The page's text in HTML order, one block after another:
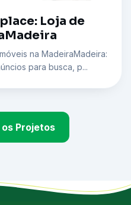
Loja de
na MadeiraMadeira:
para busca, p...
Projetos